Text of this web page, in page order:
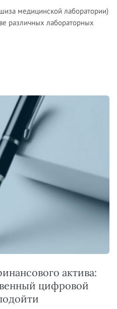
медицинской лаборатории)
различных лабораторных
актива:
цифровой